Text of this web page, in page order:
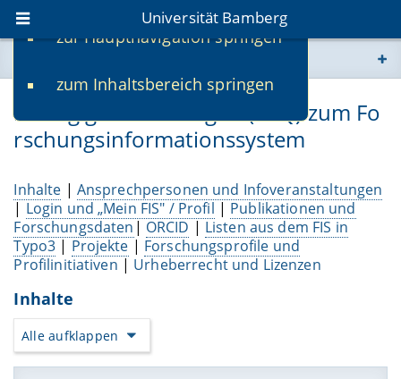
zur Hauptnavigation springen
zum Inhaltsbereich springen
Universität Bamberg
www.uni-bamberg.de
univis.uni-bamberg.de
fis.uni-bamberg.de
Häufig gestellte Fragen (FAQ) zum Fo
rschungsinformationssystem
Inhalte | Ansprechpersonen und Infoveranstaltungen
| Login und „Mein FIS" / Profil | Publikationen und
Forschungsdaten | ORCID | Listen aus dem FIS in
Typo3 | Projekte | Forschungsprofile und
Profilinitiativen | Urheberrecht und Lizenzen
Inhalte
Alle aufklappen